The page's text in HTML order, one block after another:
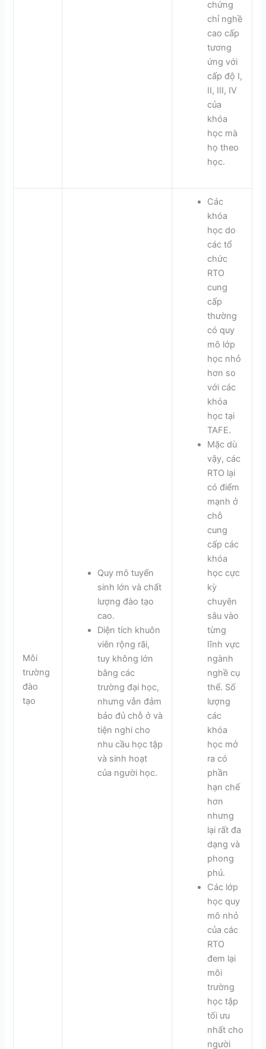
chứng
chỉ nghề
cao cấp
tương
ứng với
cấp độ I,
II, III, IV
của
khóa
học mà
họ theo
học.
Môi
trường
đào
tạo
Quy mô tuyển
sinh lớn và chất
lượng đào tạo
cao.
Diện tích khuôn
viên rộng rãi,
tuy không lớn
bằng các
trường đại học,
nhưng vẫn đảm
bảo đủ chỗ ở và
tiện nghi cho
nhu cầu học tập
và sinh hoạt
của người học.
Các
khóa
học do
các tổ
chức
RTO
cung
cấp
thường
có quy
mô lớp
học nhỏ
hơn so
với các
khóa
học tại
TAFE.
Mặc dù
vậy, các
RTO lại
có điểm
mạnh ở
chỗ
cung
cấp các
khóa
học cực
kỳ
chuyên
sâu vào
từng
lĩnh vực
ngành
nghề cụ
thể. Số
lượng
các
khóa
học mở
ra có
phần
hạn chế
hơn
nhưng
lại rất đa
dạng và
phong
phú.
Các lớp
học quy
mô nhỏ
của các
RTO
đem lại
môi
trường
học tập
tối ưu
nhất cho
người